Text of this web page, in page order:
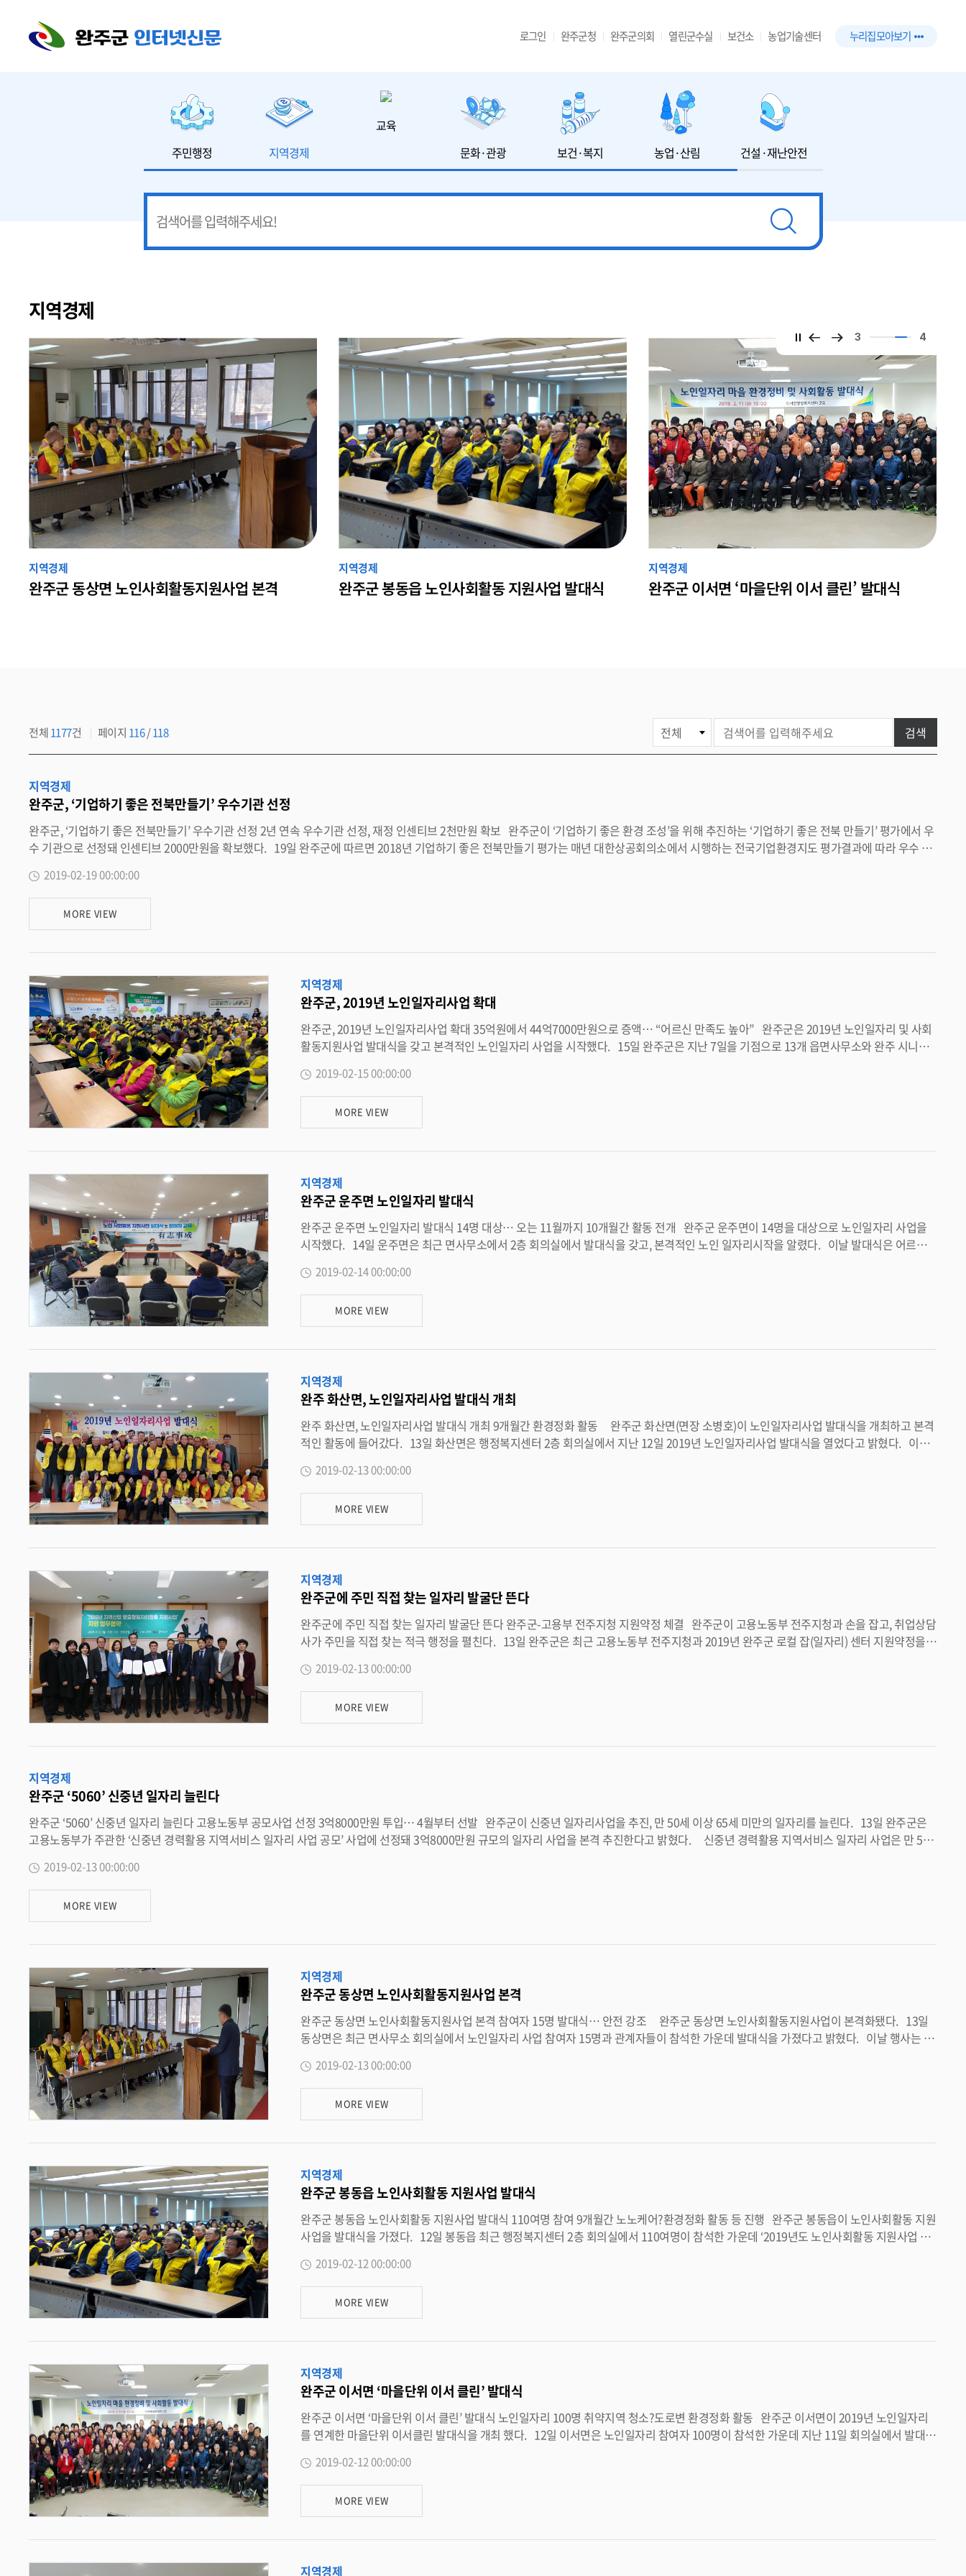
로그인 완주군청 완주군의회 열린군수실 보건소 농업기술센터 누리집 모아보기
주민행정 지역경제
교육
문화·관광
보건·복지 농업·산림 건설·재난안전
지역경제
3 4
지역경제
완주군 동상면 노인사회활동지원사업 본격
지역경제
완주군 봉동읍 노인사회활동 지원사업 발대식
지역경제
완주군 이서면 ‘마을단위 이서 클린’ 발대식
전체1177건 페이지 116/118
게
시
물
검색
지역경제
완주군, ‘기업하기 좋은 전북만들기’ 우수기관 선정
완주군, ‘기업하기 좋은 전북만들기’ 우수기관 선정 2년 연속 우수기관 선정, 재정 인센티브 2천만원 확보 완주군이 ‘기업하기 좋은 환경 조성’을 위해 추진하는 ‘기업하기 좋은 전북 만들기’ 평가에서 우
수 기관으로 선정돼 인센티브 2000만원을 확보했다. 19일 완주군에 따르면 2018년 기업하기 좋은 전북만들기 평가는 매년 대한상공회의소에서 시행하는 전국기업환경지도 평가결과에 따라 우수 시
완주군은 2017년 최우수기관으로 선정된데 이어, 2018년에도 우수기관으로 선정됐다. 특히 완주군은 군 지역임에도 불구하고 인구수 8만 이상으로 포함돼 실시한 평가에서 다른 시 지역을 제치고 우
수기관으로 선정됐다. 완주군은 중소기업의 경쟁력을 높이기 위해 이차 보전 및 중소기업 환경개선사업, 기업 애로 해소를 위한 기업 간담회 추진, 규제애로 개선, 네거티브 규제 개선 등과 더불어 기숙
사 임차료 지원, 로컬 잡센터 운영 등의 추진으로 실질적인 기업 경영 활동에 도움을 주고 있다. 박성일 군수는 “지난해에 이어 2년 연속 기업하기 좋은 전북 만들기 우수기관으로 선정된 것은 모든 공직
자들이 중소기업의 어려움 해소를 위해 적극적이고 헌신적으로 노력해온 결실이다”며 “앞으로 테크노밸리2단계 산업단지 및 농공단지 조성 등을 통한 기업유치와 더불어 양질의 일자리를 적극 유치해
기업하기 좋은 완주와 전북을 만들어 나가겠다”고 말했다. 한편, 군은 포상으로 받은 재정 인센티브를 기업유치를 위한 홍보물품 구입에 활용해 적극적인 투자유치에 힘쓸 계획이다. <담당부서 일자
2019-02-19 00:00:00
MORE VIEW
지역경제
완주군, 2019년 노인일자리사업 확대
완주군, 2019년 노인일자리사업 확대 35억원에서 44억7000만원으로 증액… “어르신 만족도 높아” 완주군은 2019년 노인일자리 및 사회
활동지원사업 발대식을 갖고 본격적인 노인일자리 사업을 시작했다. 15일 완주군은 지난 7일을 기점으로 13개 읍면사무소와 완주 시니어
금을 수령하는 노인 중 근로능력이 있으나 일자리를 얻기 힘든 노인들에게 맞춤 일자리를 제공함으로써 소득보전과 사회참여 기회를 제공하
는 사업이다. 지난해 35억원을 투입시킨 완주군은 사업종료 후 실시한 만족도 조사결과에서 사업확대를 희망하는 여론이 높게 나타남에 따
라 올해는 44억7000만원으로 사업비를 증액하고 참여규모도 연간 1629명 이상으로 확대한다는 방침이다. 노인들이 단순 구호차원의 복
지혜택보다 스스로 노인일자리사업에 참여하여 얻은 소득을 선호한다는 참여여론을 반영하겠다는 의지다. 김동준 사회복지과장은 “올해
는 보다 다양한 양질의 일자리 창출과 안전사고 예방교육 및 정기적인 간담회와 노인일자리 활성화 프로그램을 운영해 어르신들의 사업만족
2019-02-15 00:00:00
MORE VIEW
지역경제
완주군 운주면 노인일자리 발대식
완주군 운주면 노인일자리 발대식 14명 대상… 오는 11월까지 10개월간 활동 전개 완주군 운주면이 14명을 대상으로 노인일자리 사업을
시작했다. 14일 운주면은 최근 면사무소에서 2층 회의실에서 발대식을 갖고, 본격적인 노인 일자리시작을 알렸다. 이날 발대식은 어르신
동 지원 사업은 2월부터 11월까지 10개월 간 진행할 예정이며, 참여자들은 거리환경 개선과 재활용 분리 순거 등의 활동을 실시하게 된다.
강원양 운주면장은 “어르신들이 노인일자리 사업을 통해 즐거운 삶을 보낼 수 있기를 바란다”며 “어르신들의 사회활동 참여 기회를 확대하
2019-02-14 00:00:00
MORE VIEW
지역경제
완주 화산면, 노인일자리사업 발대식 개최
완주 화산면, 노인일자리사업 발대식 개최 9개월간 환경정화 활동 완주군 화산면(면장 소병호)이 노인일자리사업 발대식을 개최하고 본격
적인 활동에 들어갔다. 13일 화산면은 행정복지센터 2층 회의실에서 지난 12일 2019년 노인일자리사업 발대식을 열었다고 밝혔다. 이번
주제로 한 소양교육 등이 진행됐다. 사업에 참여한 어르신은 이달부터 오는 10월까지 9개월간 도로변 쓰레기 줍기, 선별장 쓰레기분리수거
작업, 생활체육공원 화단 제초작업 등 지역의 환경개선을 위한 활동을 벌인다. 소병호 화산면장은 “일자리 참여 어르신들의 건강관리 및 안
전사고 예방이 최우선임을 당부드린다”며 “화산면의 어르신들이 건강하고 활기찬 노후생활을 영위할 수 있도록 적극 노력하겠다”고 말했
다. <담당부서 화산면 290-3712>
2019-02-13 00:00:00
MORE VIEW
지역경제
완주군에 주민 직접 찾는 일자리 발굴단 뜬다
완주군에 주민 직접 찾는 일자리 발굴단 뜬다 완주군-고용부 전주지청 지원약정 체결 완주군이 고용노동부 전주지청과 손을 잡고, 취업상담
사가 주민을 직접 찾는 적극 행정을 펼친다. 13일 완주군은 최근 고용노동부 전주지청과 2019년 완주군 로컬 잡(일자리) 센터 지원약정을
춤형 일자리 창출 지원사업’으로 추진하는 공모사업이다. 완주군은 지난해 10월 장수와 함께 전국 최초 공모사업으로 선정돼 완주군 봉동읍
둔산리에 ‘완주군 로컬 잡(일자리) 센터’를 개소하고, 9명의 전문 컨설턴트를 통해 운영하고 있다. 완주군 로컬 잡(일자리) 센터는 기존의 방
문상담 방식의 일자리 알선의 한계를 극복하기 위해 취업상담사가 일자리가 필요한 주민을 직접 방문하는 가가호호(家家戶戶) 상담방식으
로 운영된다. 이를 위해 군은 마을회관, 아파트 단지 등을 중심으로 주2회씩 이동 상담을 실시하고 있으며, 읍면 이장?부녀회장 회의에도 빠
짐없이 참석해 구직자와 비경제활동인구를 발굴하고 있다. 특히, 3월 중 이동상담 차량을 구비해 시골마을 곳곳을 찾는 기동상담을 실시해
다. 정영상 고용노동부 전주지청장은 “일자리 문제는 국가와 전 지방자치단체의 주요 정책 화두가 됐다”며 “로컬 잡(일자리) 센터를 통해 지
역고용률 개선 등의 긍정적 성과가 도출될 수 있도록 전력을 당부 드린다”고 말했다. 한편, 완주군은 지난해 하반기 3개월간의 로컬 잡(일
자리) 센터 시범 운영을 통해 구인신청 433명, 구직신청 416명, 취업 117명 동행면접 61회, 소규모 채용행사 3회 실시 등 짧은 기간에도 괄목
2019-02-13 00:00:00
MORE VIEW
지역경제
완주군 ‘5060’ 신중년 일자리 늘린다
완주군 ‘5060’ 신중년 일자리 늘린다 고용노동부 공모사업 선정 3억8000만원 투입… 4월부터 선발 완주군이 신중년 일자리사업을 추진, 만 50세 이상 65세 미만의 일자리를 늘린다. 13일 완주군은
고용노동부가 주관한 ‘신중년 경력활용 지역서비스 일자리 사업 공모’ 사업에 선정돼 3억8000만원 규모의 일자리 사업을 본격 추진한다고 밝혔다. 신중년 경력활용 지역서비스 일자리 사업은 만 50
전체 인구의 약 23%를 차지하고 있다. 공모사업 선정으로 완주군은 분야별로 완주 도서관과 친구하기, 벽화 아트 활동가, 전통문화 놀이지도 및 해설활동, 완주 르네상스 노노케어, 찾아가는 뚝딱 해결
사 등 5개 사업영역에서 일자리를 제공한다. 오는 4월까지 사업 참여자를 모집?선발해 5월부터 11월까지 7개월 동안 일자리 사업을 추진하고, 참여자들은 주로 도서관, 전통문화체험관 등에서 활동하
게 된다. 박성일 완주군수는 “신중년 일자리 사업은 퇴직 인력의 경력과 전문성을 활용한 일자리 사업으로, 지역문제해결에 신중년의 역할이 강화될 것으로 기대된다”며, “앞으로도 양질의 일자리 창
2019-02-13 00:00:00
MORE VIEW
지역경제
완주군 동상면 노인사회활동지원사업 본격
완주군 동상면 노인사회활동지원사업 본격 참여자 15명 발대식… 안전 강조 완주군 동상면 노인사회활동지원사업이 본격화됐다. 13일
동상면은 최근 면사무소 회의실에서 노인일자리 사업 참여자 15명과 관계자들이 참석한 가운데 발대식을 가졌다고 밝혔다. 이날 행사는 노
신건강복지센터에서 실시하는 정신건강보건 교육도 병행됐다. 이희수 동상면장은 “노인일자리 사업을 통해 어르신들의 사회참여의 기회
를 확대하고 건강하고 행복한 노후 생활을 영위 할 수 있도록 적극 지원하겠다”며 “어르신들이 사고 없이 건강하게 노인일자리 사업을 마칠
2019-02-13 00:00:00
MORE VIEW
지역경제
완주군 봉동읍 노인사회활동 지원사업 발대식
완주군 봉동읍 노인사회활동 지원사업 발대식 110여명 참여 9개월간 노노케어?환경정화 활동 등 진행 완주군 봉동읍이 노인사회활동 지원
사업을 발대식을 가졌다. 12일 봉동읍 최근 행정복지센터 2층 회의실에서 110여명이 참석한 가운데 ‘2019년도 노인사회활동 지원사업 발
뤄졌다. 노인사회활동지원사업에 참여하는 어르신들은 앞으로 9개월 동안 노노케어, 도심지 및 도로변 환경정화활동, 화단가꾸기사업 등의
활동을 하게 된다. 신국섭 읍장은 “노인사회활동 사업에 참여해 주신 어르신들게 감사드린다”며 “건강하고 행복한 노후생활에 조금이라도
2019-02-12 00:00:00
MORE VIEW
지역경제
완주군 이서면 ‘마을단위 이서 클린’ 발대식
완주군 이서면 ‘마을단위 이서 클린’ 발대식 노인일자리 100명 취약지역 청소?도로변 환경정화 활동 완주군 이서면이 2019년 노인일자리
를 연계한 마을단위 이서클린 발대식을 개최 했다. 12일 이서면은 노인일자리 참여자 100명이 참석한 가운데 지난 11일 회의실에서 발대식
제 사용 수칙 및 마을 환경정비 지도 교육도 병행했다. 또한, 전라북도 교통문화 연수원 안소희 강사의 교통안전 예방관리 교육을 실시됐다.
노인일자리 사업 참여자는 2월부터 10월까지 9개월 동안 환경지킴이로써 1일 3시간씩 월 1회에 걸쳐 공공시설물 주변 등 취약지역 청소, 마
을안길 및 주요도로변 쓰레기 수거, 풀베기, 마을 환경정비 활동 및 지도를 비롯해 클린하우스 쓰레기 배출요령 등을 홍보하게 된다. 신승기
면장은 “참여하시는 동안 한 건의 사고도 발생하지 않도록 안전 수칙을 잘 지켜주실 것을 당부드린다”며 “앞으로도 건강하고 활기찬 노후를
보내실 수 있도록 지원을 확대해 나가겠다”고 말했다. <담당부서 이서면 290-3547>
2019-02-12 00:00:00
MORE VIEW
지역경제